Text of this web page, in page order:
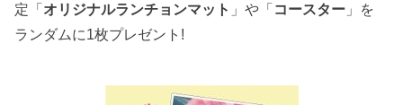
定「 オリジナルランチョンマット 」や「 コースター 」を
ランダムに1枚プレゼント!